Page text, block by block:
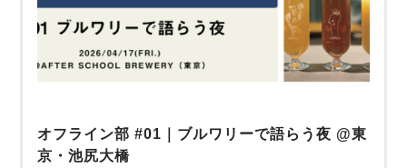
オフライン部 #01｜ブルワリーで語らう夜 @東
京・池尻大橋